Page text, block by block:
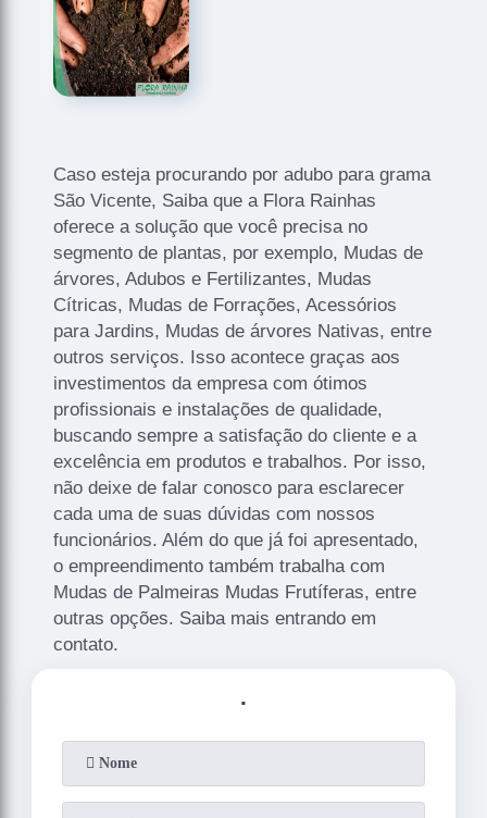
Caso esteja procurando por adubo para grama
São Vicente, Saiba que a Flora Rainhas
oferece a solução que você precisa no
segmento de plantas, por exemplo, Mudas de
árvores, Adubos e Fertilizantes, Mudas
Cítricas, Mudas de Forrações, Acessórios
para Jardins, Mudas de árvores Nativas, entre
outros serviços. Isso acontece graças aos
investimentos da empresa com ótimos
profissionais e instalações de qualidade,
buscando sempre a satisfação do cliente e a
excelência em produtos e trabalhos. Por isso,
não deixe de falar conosco para esclarecer
cada uma de suas dúvidas com nossos
funcionários. Além do que já foi apresentado,
o empreendimento também trabalha com
Mudas de Palmeiras Mudas Frutíferas, entre
outras opções. Saiba mais entrando em
contato.
.